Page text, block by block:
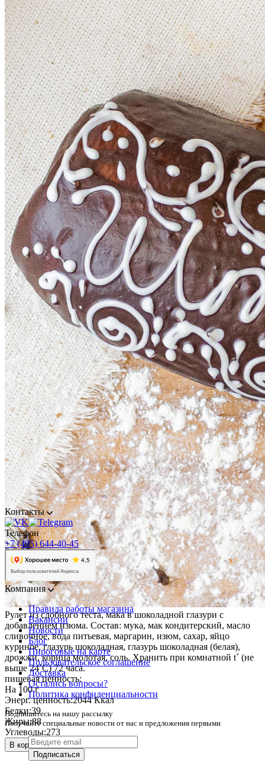
Рулет из сдобного теста, мака в шоколадной глазури с
добавлением изюма. Состав: мука, мак кондитерский, масло
сливочное, вода питьевая, маргарин, изюм, сахар, яйцо
куриное, глазурь шоколадная, глазурь шоколадная (белая),
дрожжи, корица молотая, соль. Хранить при комнатной t˚ (не
выше 24˚C) 72 часа.
пищевая ценность:
На 100 г
Энерг. ценность:2044 Ккал
Белки:39
Жиры:88
Углеводы:273
В корзину • 880 ₽
Контакты
Телефон
+7 (495) 644-40-45
Компания
Правила работы магазина
Вакансии
Новости
Блог
Пироговые на карте
Пользовательское соглашение
Доставка
Остались вопросы?
Политика конфиденциальности
Подпишитесь на нашу рассылку
Получайте специальные новости от нас и предложения первыми
Подписаться